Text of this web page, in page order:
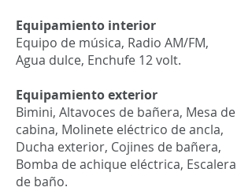
Equipamiento interior
Equipo de música, Radio AM/FM,
Agua dulce, Enchufe 12 volt.
Equipamiento exterior
Bimini, Altavoces de bañera, Mesa de
cabina, Molinete eléctrico de ancla,
Ducha exterior, Cojines de bañera,
Bomba de achique eléctrica, Escalera
de baño.